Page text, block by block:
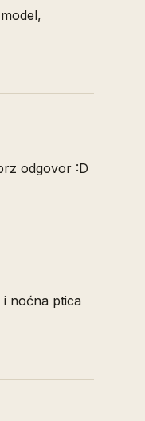
odgovor :D
i noćna ptica